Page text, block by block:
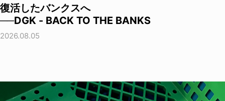
復活したバンクスへ
──DGK - BACK TO THE BANKS
2026.08.05